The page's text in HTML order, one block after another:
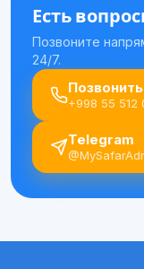
Есть
Позвоните
24/7.
Позвонить
+998 55 512
Telegram